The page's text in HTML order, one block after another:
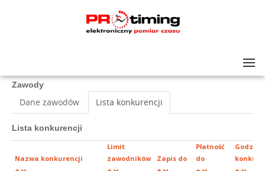
Zawody
Dane zawodów Lista konkurencji
Lista konkurencji
Nazwa konkurencji
Limit
zawodników
Zapis do
Płatność
do
Godzina